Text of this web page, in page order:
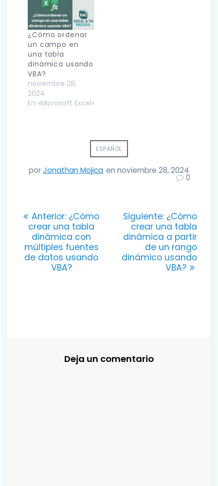
¿Cómo ordenar
un campo en
una tabla
dinámica usando
VBA?
noviembre 28,
2024
En «Microsoft Excel»
ESPAÑOL
porJonathan Mojica en noviembre 28, 2024
0
Navegación
entradas
Anterior: Entrada
anterior:
¿Cómo
crear una tabla
dinámica con
múltiples fuentes
de datos usando
VBA?
Siguiente: Entrada
siguiente:
¿Cómo
crear una tabla
dinámica a partir
de un rango
dinámico usando
VBA?
Deja un comentario